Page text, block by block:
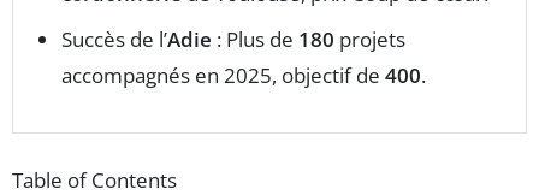
Succès de l’Adie : Plus de 180 projets
accompagnés en 2025, objectif de 400.
Table of Contents